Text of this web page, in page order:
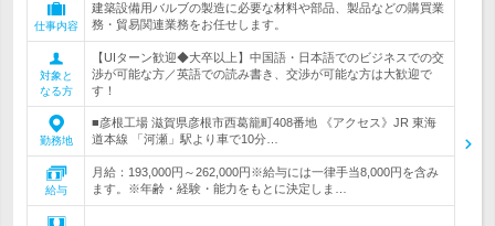
仕事内容
建築設備用バルブの製造に必要な材料や部品、製品などの購買業
務・貿易関連業務をお任せします。
対象と
なる方
【UIターン歓迎◆大卒以上】中国語・日本語でのビジネスでの交
渉が可能な方／英語での読み書き、交渉が可能な方は大歓迎で
す！
勤務地
■彦根工場 滋賀県彦根市西葛籠町408番地 《アクセス》JR 東海
道本線 「河瀬」駅より車で10分…
給与
月給：193,000円～262,000円※給与には一律手当8,000円を含み
ます。※年齢・経験・能力をもとに決定しま…